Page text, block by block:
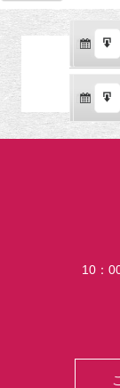
の
カ
テ
ゴ
示
購
読
購
読
エ
ク
ス
ポ
エ
ク
10：